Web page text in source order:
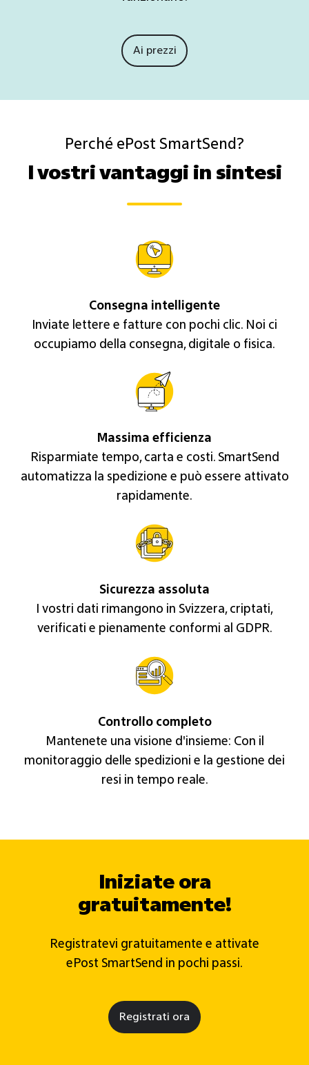
Ai prezzi
Perché ePost SmartSend?
I vostri vantaggi in sintesi
Consegna intelligente
Inviate lettere e fatture con pochi clic. Noi ci
occupiamo della consegna, digitale o fisica.
Massima efficienza
Risparmiate tempo, carta e costi. SmartSend
automatizza la spedizione e può essere attivato
rapidamente.
Sicurezza assoluta
I vostri dati rimangono in Svizzera, criptati,
verificati e pienamente conformi al GDPR.
Controllo completo
Mantenete una visione d'insieme: Con il
monitoraggio delle spedizioni e la gestione dei
resi in tempo reale.
Iniziate ora
gratuitamente!
Registratevi gratuitamente e attivate
ePost SmartSend in pochi passi.
Registrati ora